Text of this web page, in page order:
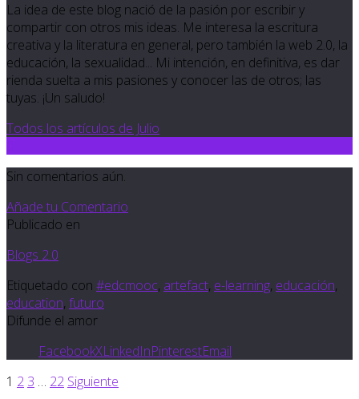
La idea de este blog nació de la pasión por escribir y
compartir con otros mis ideas. Me interesa la escritura
creativa y la literatura en general, pero también la web 2.0, la
educación, la sexualidad... Mi intención, en definitiva, es dar
rienda suelta a mis pasiones y conocer las de otros; las
tuyas. ¡Un saludo!
Todos los artículos de Julio
Sin comentarios aún.
Añade tu Comentario
Publicado en
Blogs 2.0
Etiquetado con #edcmooc, artefact, e-learning, educación,
education, futuro
Difunde el amor
FacebookXLinkedInPinterestEmail
1 2 3 … 22 Siguiente